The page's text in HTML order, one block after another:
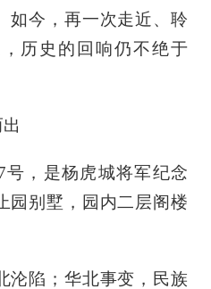
如今，再一次走近、聆
历史的回响仍不绝于
，是杨虎城将军纪念
园别墅，园内二层阁楼
陷；华北事变，民族